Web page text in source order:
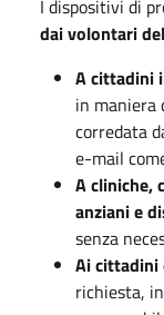
I dispositivi di
dai volontari
A cittadini
in maniera
corredata
e-mail
A cliniche,
anziani e
senza
Ai cittadini
richiesta,